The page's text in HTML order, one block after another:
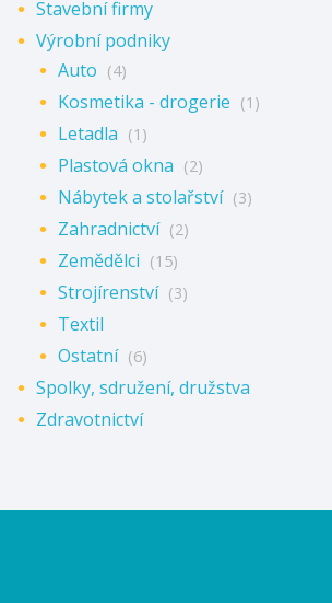
Stavební firmy
Výrobní podniky
Auto (4)
Kosmetika - drogerie (1)
Letadla (1)
Plastová okna (2)
Nábytek a stolařství (3)
Zahradnictví (2)
Zemědělci (15)
Strojírenství (3)
Textil
Ostatní (6)
Spolky, sdružení, družstva
Zdravotnictví